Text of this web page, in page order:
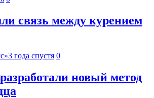
связь между курением
3 года спустя 0
новый метод